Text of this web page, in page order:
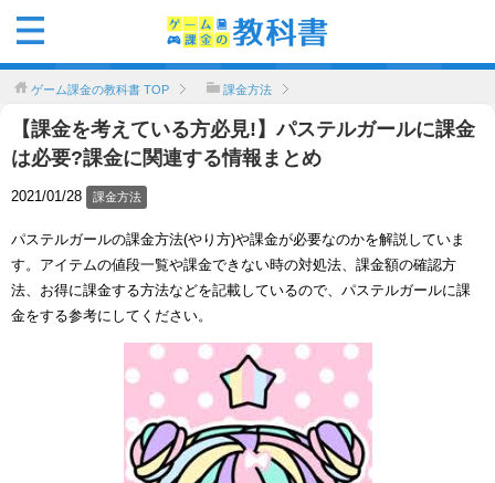
ゲーム課金の教科書 TOP 課金方法
【課金を考えている方必見!】パステルガールに課金
は必要?課金に関連する情報まとめ
2021/01/28 課金方法
パステルガールの課金方法(やり方)や課金が必要なのかを解説していま
す。アイテムの値段一覧や課金できない時の対処法、課金額の確認方
法、お得に課金する方法などを記載しているので、パステルガールに課
金をする参考にしてください。